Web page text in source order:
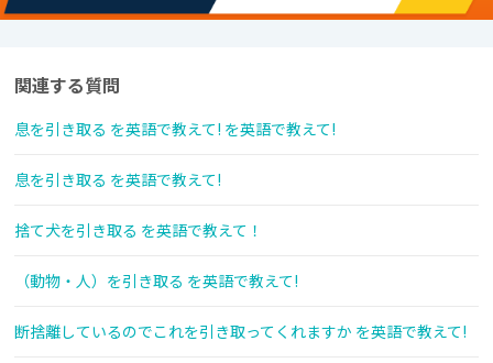
関連する質問
息を引き取る を英語で教えて! を英語で教えて!
息を引き取る を英語で教えて!
捨て犬を引き取る を英語で教えて！
（動物・人）を引き取る を英語で教えて!
断捨離しているのでこれを引き取ってくれますか を英語で教えて!